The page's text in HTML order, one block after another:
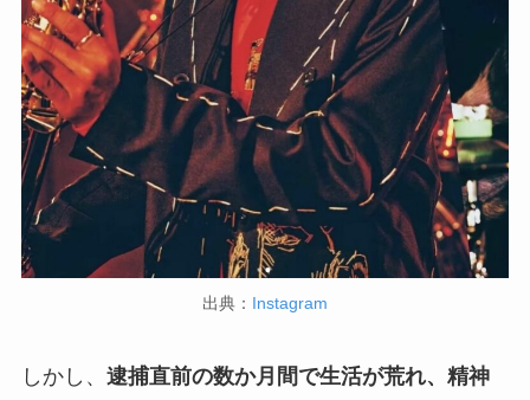
出典： Instagram
しかし、 逮捕直前の数か月間で生活が荒れ、精神